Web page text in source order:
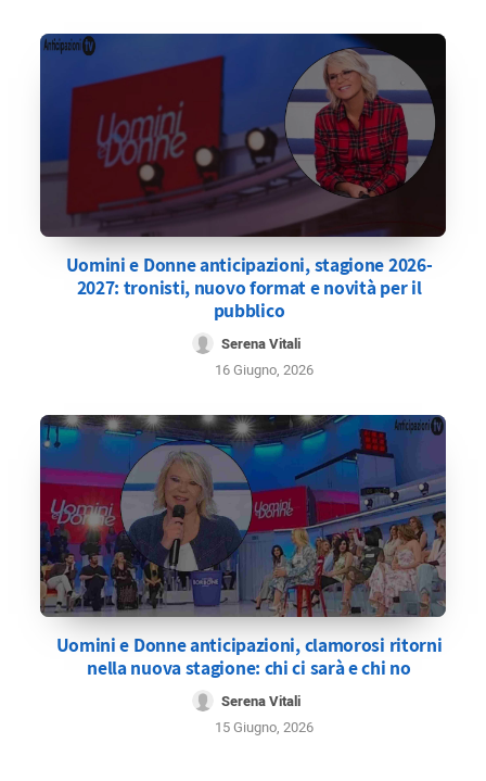
Uomini e Donne anticipazioni, stagione 2026-
2027: tronisti, nuovo format e novità per il
pubblico
Serena Vitali
16 Giugno, 2026
Uomini e Donne anticipazioni, clamorosi ritorni
nella nuova stagione: chi ci sarà e chi no
Serena Vitali
15 Giugno, 2026